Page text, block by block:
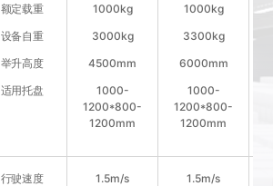
额定载重
设备自重
举升高度
适用托盘
1000kg
3000kg
4500mm
1000-
1200*800-
1200mm
1000kg
3300kg
6000mm
1000-
1200*800-
1200mm
行驶速度
1.5m/s
1.5m/s